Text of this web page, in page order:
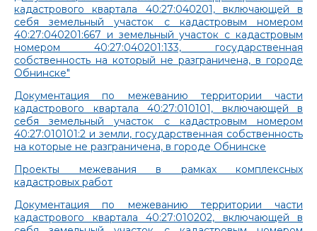
кадастрового квартала 40:27:040201, включающей в
себя земельный участок с кадастровым номером
40:27:040201:667 и земельный участок с кадастровым
номером 40:27:040201:133, государственная
собственность на который не разграничена, в городе
Обнинске"
Документация по межеванию территории части
кадастрового квартала 40:27:010101, включающей в
себя земельный участок с кадастровым номером
40:27:010101:2 и земли, государственная собственность
на которые не разграничена, в городе Обнинске
Проекты межевания в рамках комплексных
кадастровых работ
Документация по межеванию территории части
кадастрового квартала 40:27:010202, включающей в